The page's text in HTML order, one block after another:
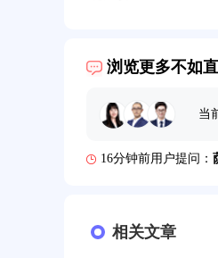
浏览更多不如
当
12分钟前用户提问：
16分钟前用户提问：
21分钟前用户提问：
相关文章